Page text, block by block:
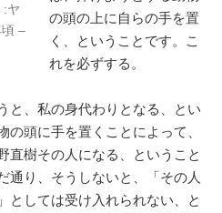
:ヤ
–
の頭の上に自らの手を置
く、ということです。こ
れを必ずする。
と、私の身代わりとなる、とい
の頭に手を置くことによって、
直樹その人になる、ということ
通り、そうしないと、「その人
としては受け入れられない、と